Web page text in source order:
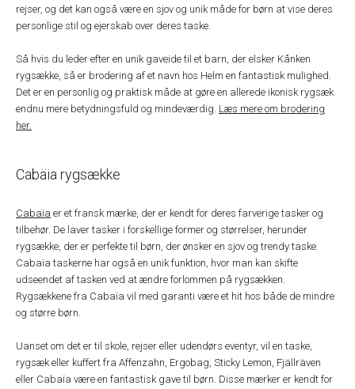
rejser, og det kan også være en sjov og unik måde for børn at vise deres
personlige stil og ejerskab over deres taske.
Så hvis du leder efter en unik gaveide til et barn, der elsker Kånken
rygsække, så er brodering af et navn hos Helm en fantastisk mulighed.
Det er en personlig og praktisk måde at gøre en allerede ikonisk rygsæk
endnu mere betydningsfuld og mindeværdig. Læs mere om brodering
her.
Cabäia rygsække
Cabaïa er et fransk mærke, der er kendt for deres farverige tasker og
tilbehør. De laver tasker i forskellige former og størrelser, herunder
rygsække, der er perfekte til børn, der ønsker en sjov og trendy taske.
Cabaïa taskerne har også en unik funktion, hvor man kan skifte
udseendet af tasken ved at ændre forlommen på rygsækken.
Rygsækkene fra Cabaïa vil med garanti være et hit hos både de mindre
og større børn.
Uanset om det er til skole, rejser eller udendørs eventyr, vil en taske,
rygsæk eller kuffert fra Affenzahn, Ergobag, Sticky Lemon, Fjällräven
eller Cabaïa være en fantastisk gave til børn. Disse mærker er kendt for